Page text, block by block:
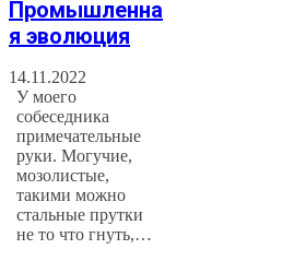
Промышленна
я эволюция
14.11.2022
У моего
собеседника
примечательные
руки. Могучие,
мозолистые,
такими можно
стальные прутки
не то что гнуть,…